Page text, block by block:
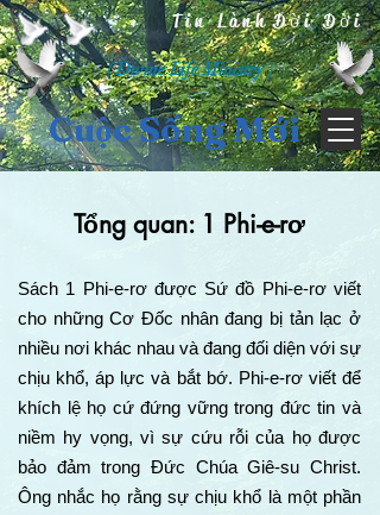
Tin Lành Đời Đời
( Divine Life Ministry )
Cuộc Sống Mới
Tổng quan: 1 Phi-e-rơ
Sách 1 Phi-e-rơ được Sứ đồ Phi-e-rơ viết
cho những Cơ Đốc nhân đang bị tản lạc ở
nhiều nơi khác nhau và đang đối diện với sự
chịu khổ, áp lực và bắt bớ. Phi-e-rơ viết để
khích lệ họ cứ đứng vững trong đức tin và
niềm hy vọng, vì sự cứu rỗi của họ được
bảo đảm trong Đức Chúa Giê-su Christ.
Ông nhắc họ rằng sự chịu khổ là một phần